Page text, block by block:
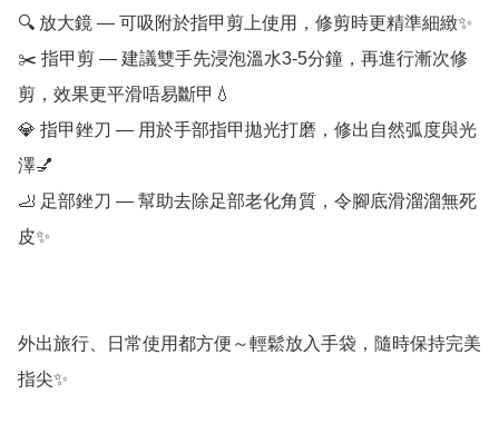
🔍 放大鏡 — 可吸附於指甲剪上使用，修剪時更精準細緻✨
✂️ 指甲剪 — 建議雙手先浸泡溫水3-5分鐘，再進行漸次修
剪，效果更平滑唔易斷甲💧
💎 指甲銼刀 — 用於手部指甲拋光打磨，修出自然弧度與光
澤💅
🦶 足部銼刀 — 幫助去除足部老化角質，令腳底滑溜溜無死
皮✨
外出旅行、日常使用都方便～輕鬆放入手袋，隨時保持完美
指尖✨